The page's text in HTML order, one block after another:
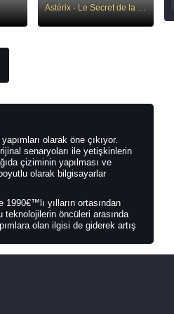
Astérix - Le Secret de la potion magique
olarak öne çıkıyor.
senaryoları ile yetişkinlerin
çiziminin yapılması ve
olarak bilgisayarlar
yılların ortasından
teknolojilerin öncüleri arasında
olan ilgisi de giderek artış